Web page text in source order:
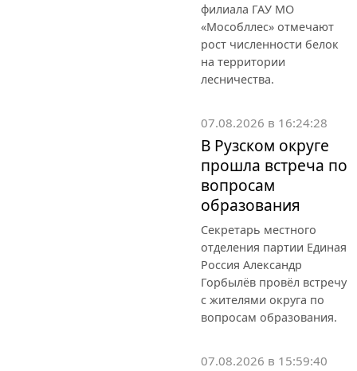
филиала ГАУ МО
«Мособллес» отмечают
рост численности белок
на территории
лесничества.
07.08.2026 в 16:24:28
В Рузском округе
прошла встреча по
вопросам
образования
Секретарь местного
отделения партии Единая
Россия Александр
Горбылёв провёл встречу
с жителями округа по
вопросам образования.
07.08.2026 в 15:59:40